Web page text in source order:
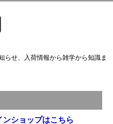
らせ、入荷情報から雑学から知識ま
ンショップはこちら